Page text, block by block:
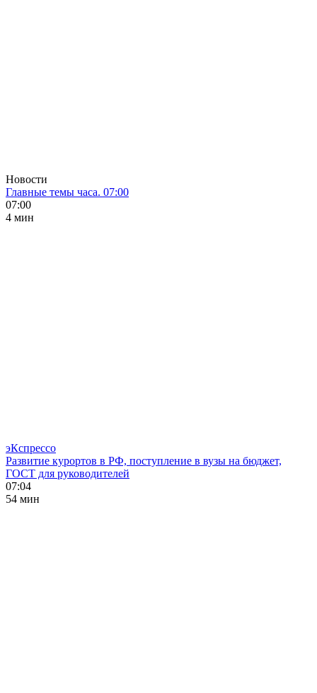
Новости
Главные темы часа. 07:00
07:00
4 мин
эКспрессо
Развитие курортов в РФ, поступление в вузы на бюджет,
ГОСТ для руководителей
07:04
54 мин